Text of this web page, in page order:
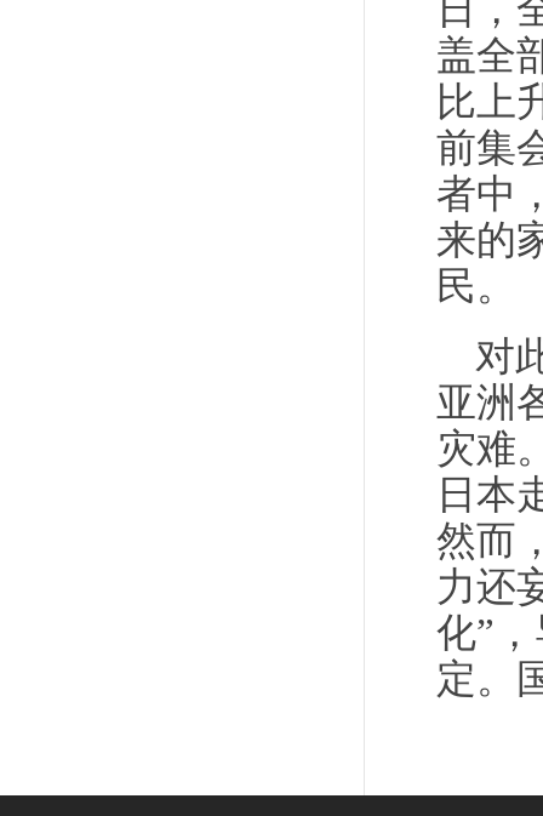
日，
盖全
比上
前集
者中
来的
民。
对
亚洲
灾难
日本
然而
力还
化”
定。